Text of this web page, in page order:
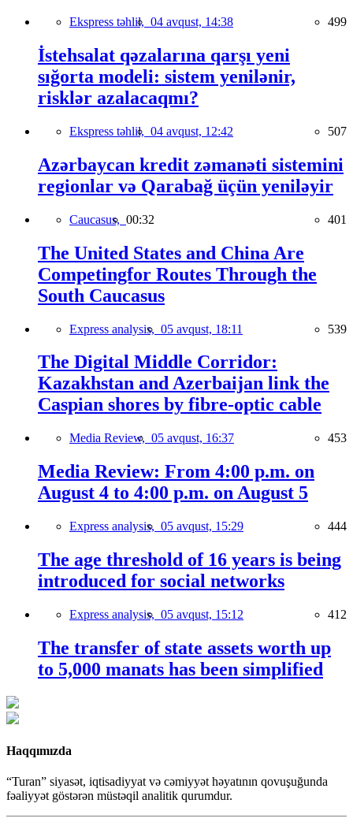
Ekspress təhlil, 04 avqust, 14:38 499
İstehsalat qəzalarına qarşı yeni
sığorta modeli: sistem yenilənir,
risklər azalacaqmı?
Ekspress təhlil, 04 avqust, 12:42 507
Azərbaycan kredit zəmanəti sistemini
regionlar və Qarabağ üçün yeniləyir
Caucasus, 00:32 401
The United States and China Are
Competingfor Routes Through the
South Caucasus
Express analysis, 05 avqust, 18:11 539
The Digital Middle Corridor:
Kazakhstan and Azerbaijan link the
Caspian shores by fibre-optic cable
Media Review, 05 avqust, 16:37 453
Media Review: From 4:00 p.m. on
August 4 to 4:00 p.m. on August 5
Express analysis, 05 avqust, 15:29 444
The age threshold of 16 years is being
introduced for social networks
Express analysis, 05 avqust, 15:12 412
The transfer of state assets worth up
to 5,000 manats has been simplified
Haqqımızda
“Turan” siyasət, iqtisadiyyat və cəmiyyət həyatının qovuşuğunda
fəaliyyət göstərən müstəqil analitik qurumdur.